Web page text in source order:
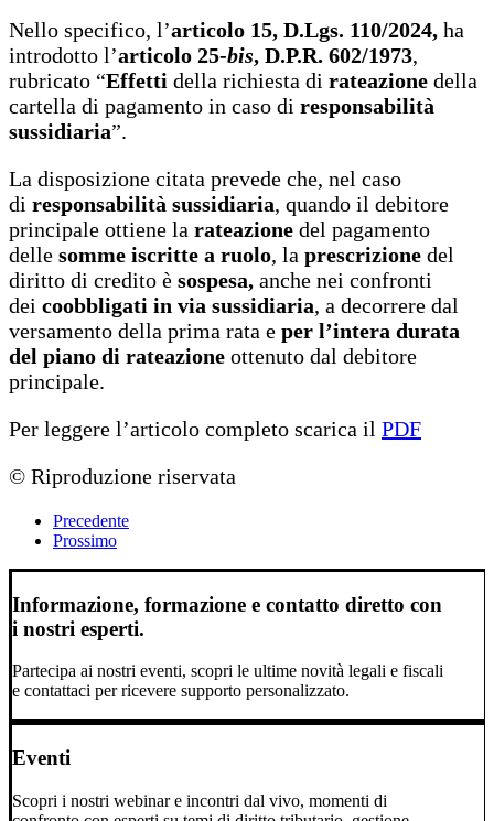
Nello specifico, l’articolo 15, D.Lgs. 110/2024, ha
introdotto l’articolo 25-bis, D.P.R. 602/1973,
rubricato “Effetti della richiesta di rateazione della
cartella di pagamento in caso di responsabilità
sussidiaria”.
La disposizione citata prevede che, nel caso
di responsabilità sussidiaria, quando il debitore
principale ottiene la rateazione del pagamento
delle somme iscritte a ruolo, la prescrizione del
diritto di credito è sospesa, anche nei confronti
dei coobbligati in via sussidiaria, a decorrere dal
versamento della prima rata e per l’intera durata
del piano di rateazione ottenuto dal debitore
principale.
Per leggere l’articolo completo scarica il PDF
© Riproduzione riservata
Precedente
Prossimo
Informazione, formazione e contatto diretto con
i nostri esperti.
Partecipa ai nostri eventi, scopri le ultime novità legali e fiscali
e contattaci per ricevere supporto personalizzato.
Eventi
Scopri i nostri webinar e incontri dal vivo, momenti di